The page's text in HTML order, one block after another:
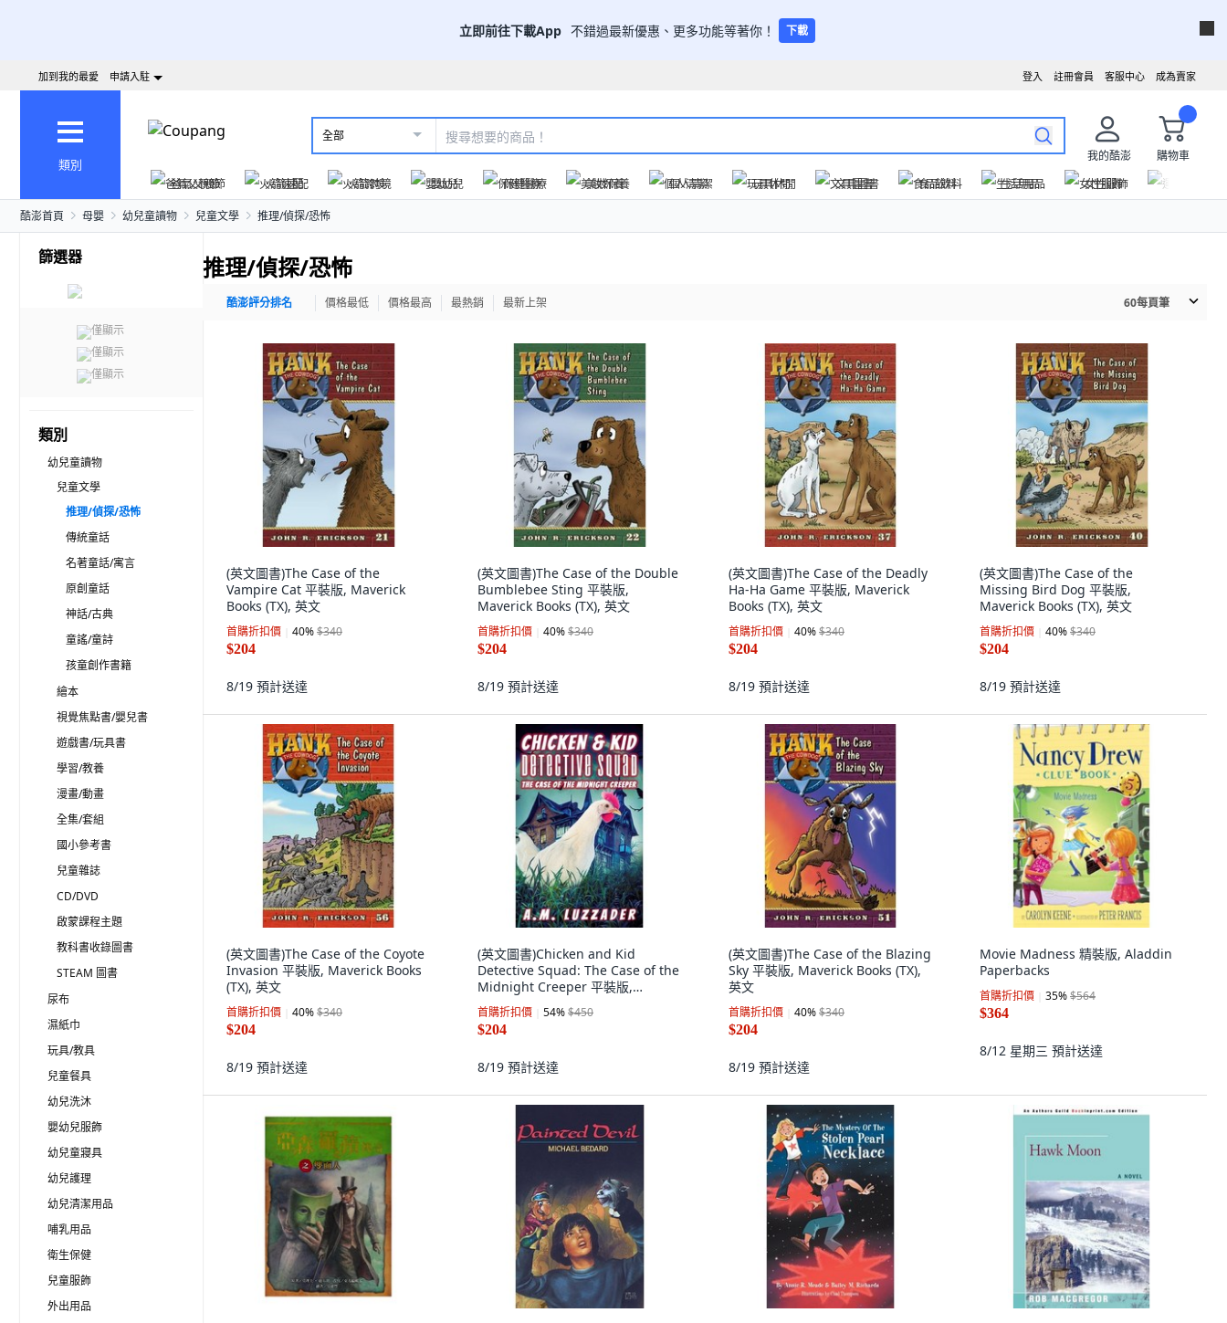
立即前往下載App 不錯過最新優惠、更多功能等著你！ 下載
成為賣家
客服中心
註冊會員
登入
加到我的最愛 申請入駐
類別
全部
我的酷澎
購物車
爸氣父親節
火箭速配 火箭跨境 嬰幼兒 保健醫療 美妝保養 個人清潔 玩具休閒 文具圖書 食品飲料 生活用品 女性服飾
酷澎首頁 母嬰 幼兒童讀物 兒童文學 推理/偵探/恐怖
篩選器
僅顯示
僅顯示
僅顯示
類別
幼兒童讀物
兒童文學
推理/偵探/恐怖
傳統童話
名著童話/寓言
原創童話
神話/古典
童謠/童詩
孩童創作書籍
繪本
視覺焦點書/嬰兒書
遊戲書/玩具書
學習/教養
漫畫/動畫
全集/套組
國小參考書
兒童雜誌
CD/DVD
啟蒙課程主題
教科書收錄圖書
STEAM 圖書
尿布
濕紙巾
玩具/教具
兒童餐具
幼兒洗沐
嬰幼兒服飾
幼兒童寢具
幼兒護理
幼兒清潔用品
哺乳用品
衛生保健
兒童服飾
外出用品
推理/偵探/恐怖
酷澎評分排名 價格最低 價格最高 最熱銷 最新上架 60每頁筆
(英文圖書)The Case of the
Vampire Cat 平裝版, Maverick
Books (TX), 英文
首購折扣價 40%$340
$204
8/19 預計送達
(英文圖書)The Case of the Double
Bumblebee Sting 平裝版,
Maverick Books (TX), 英文
首購折扣價 40%$340
$204
8/19 預計送達
(英文圖書)The Case of the Deadly
Ha-Ha Game 平裝版, Maverick
Books (TX), 英文
首購折扣價 40%$340
$204
8/19 預計送達
(英文圖書)The Case of the
Missing Bird Dog 平裝版,
Maverick Books (TX), 英文
首購折扣價 40%$340
$204
8/19 預計送達
(英文圖書)The Case of the Coyote
Invasion 平裝版, Maverick Books
(TX), 英文
首購折扣價 40%$340
$204
8/19 預計送達
(英文圖書)Chicken and Kid
Detective Squad: The Case of the
Midnight Creeper 平裝版,
Knowledge Forest Press, 英文
首購折扣價 54%$450
$204
8/19 預計送達
(英文圖書)The Case of the Blazing
Sky 平裝版, Maverick Books (TX),
英文
首購折扣價 40%$340
$204
8/19 預計送達
Movie Madness 精裝版, Aladdin
Paperbacks
首購折扣價 35%$564
$364
8/12 星期三 預計送達